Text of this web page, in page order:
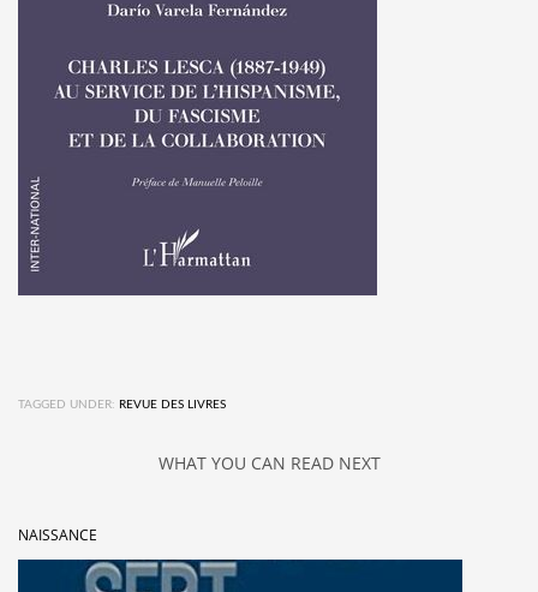
TAGGED UNDER: REVUE DES LIVRES
WHAT YOU CAN READ NEXT
NAISSANCE